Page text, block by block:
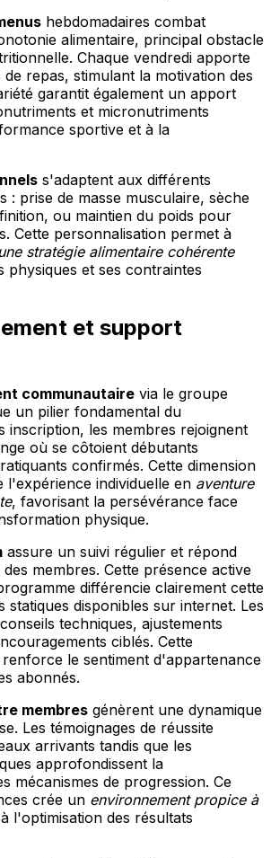
hebdomadaires combat
alimentaire, principal obstacle
Chaque vendredi apporte
de repas, stimulant la motivation des
garantit également un apport
et micronutriments
sportive et à la
s'adaptent aux différents
: prise de masse musculaire, sèche
ou maintien du poids pour
Cette personnalisation permet à
stratégie alimentaire cohérente
physiques et ses contraintes
et support
communautaire via le groupe
un pilier fondamental du
inscription, les membres rejoignent
où se côtoient débutants
confirmés. Cette dimension
l'expérience individuelle en aventure
, favorisant la persévérance face
physique.
assure un suivi régulier et répond
membres. Cette présence active
différencie clairement cette
statiques disponibles sur internet. Les
techniques, ajustements
ciblés. Cette
le sentiment d'appartenance
abonnés.
membres génèrent une dynamique
Les témoignages de réussite
arrivants tandis que les
approfondissent la
mécanismes de progression. Ce
crée un environnement propice à
l'optimisation des résultats